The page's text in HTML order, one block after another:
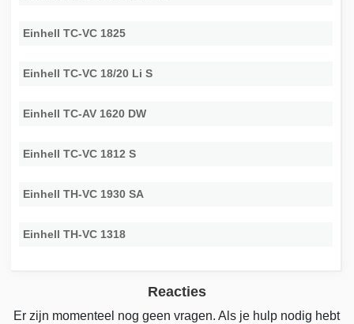
Einhell TC-VC 1825
Einhell TC-VC 18/20 Li S
Einhell TC-AV 1620 DW
Einhell TC-VC 1812 S
Einhell TH-VC 1930 SA
Einhell TH-VC 1318
Reacties
Er zijn momenteel nog geen vragen. Als je hulp nodig hebt